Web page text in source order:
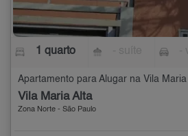
1 quarto
Vila Maria Alta
Zona Norte - São Paulo